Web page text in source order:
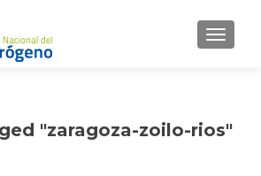
"zaragoza-zoilo-rios"